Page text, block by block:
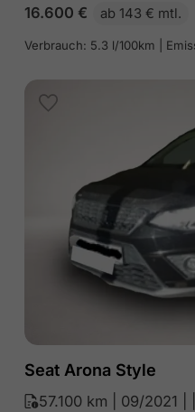
16.600 € ab 143 € mtl.
Verbrauch: 5.3 l/100km |
Seat Arona Style
57.100 km | 09/2021 |